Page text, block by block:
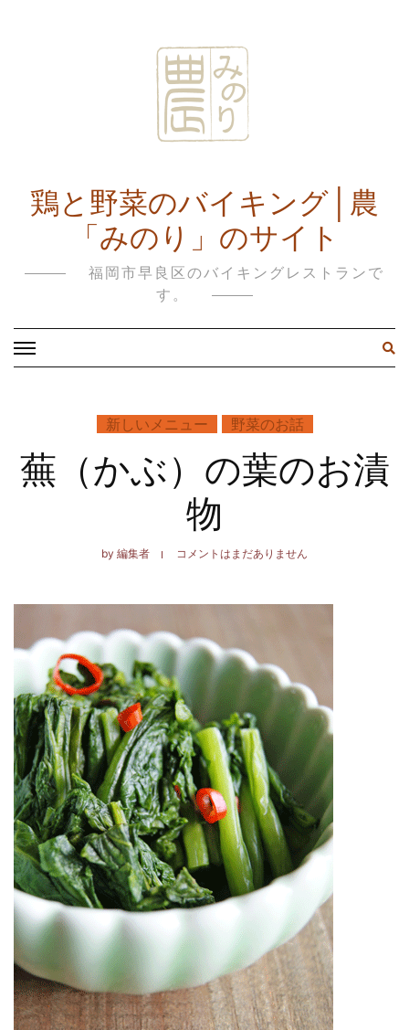
鶏と野菜のバイキング│農
「みのり」のサイト
福岡市早良区のバイキングレストランで
す。
新しいメニュー 野菜のお話
蕪（かぶ）の葉のお漬
物
by 編集者 コメントはまだありません